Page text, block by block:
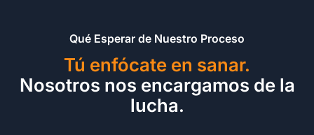
Qué Esperar de Nuestro Proceso
Tú enfócate en sanar.
Nosotros nos encargamos de la
lucha.